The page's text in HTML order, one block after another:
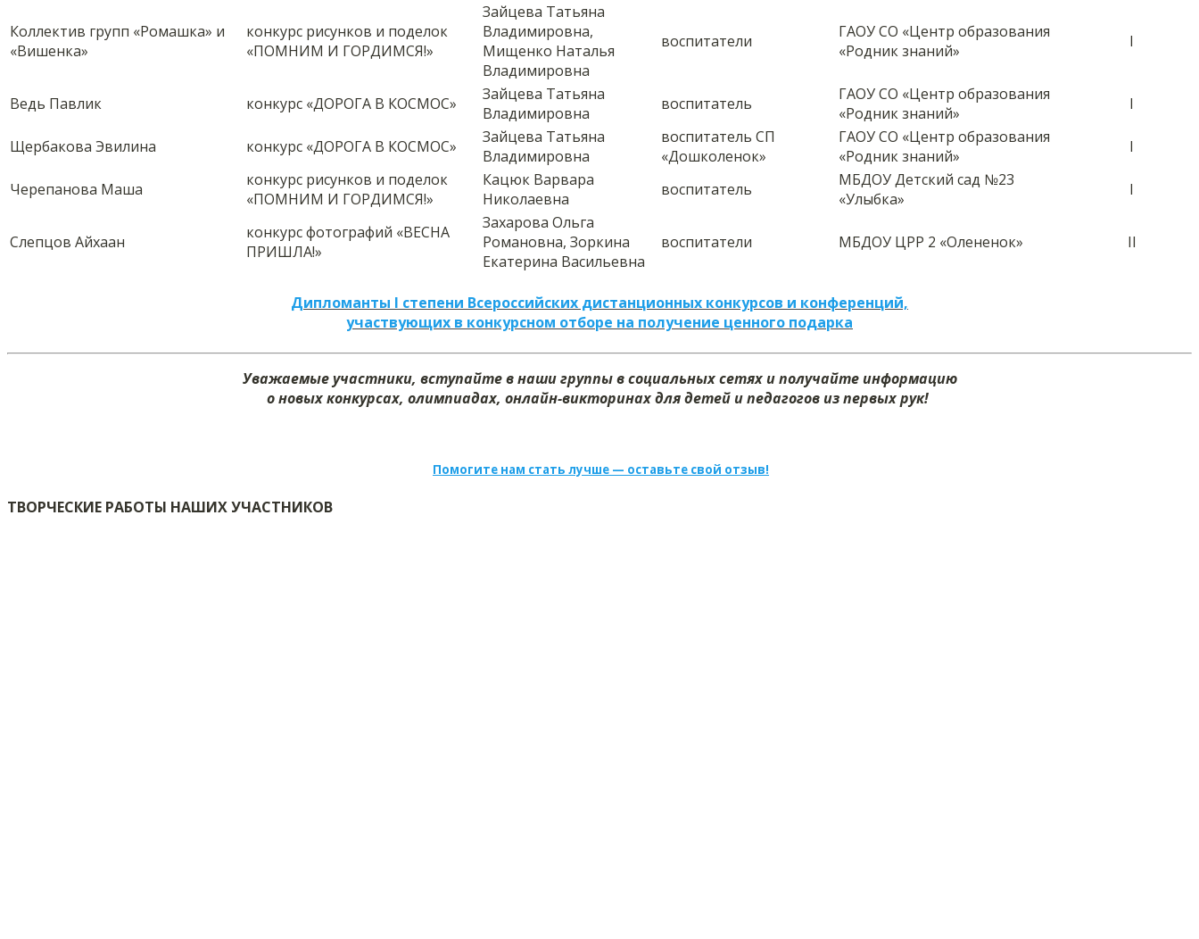
Коллектив групп «Ромашка» и
«Вишенка»
конкурс рисунков и поделок
«ПОМНИМ И ГОРДИМСЯ!»
Зайцева Татьяна
Владимировна,
Мищенко Наталья
Владимировна
воспитатели
ГАОУ СО «Центр образования
«Родник знаний»
I
Ведь Павлик конкурс «ДОРОГА В КОСМОС»
Зайцева Татьяна
Владимировна
воспитатель
ГАОУ СО «Центр образования
«Родник знаний»
I
Щербакова Эвилина конкурс «ДОРОГА В КОСМОС»
Зайцева Татьяна
Владимировна
воспитатель СП
«Дошколенок»
ГАОУ СО «Центр образования
«Родник знаний»
I
Черепанова Маша
конкурс рисунков и поделок
«ПОМНИМ И ГОРДИМСЯ!»
Кацюк Варвара
Николаевна
воспитатель
МБДОУ Детский сад №23
«Улыбка»
I
Слепцов Айхаан
конкурс фотографий «ВЕСНА
ПРИШЛА!»
Захарова Ольга
Романовна, Зоркина
Екатерина Васильевна
воспитатели МБДОУ ЦРР 2 «Олененок» II
Дипломанты I степени Всероссийских дистанционных конкурсов и конференций,
участвующих в конкурсном отборе на получение ценного подарка
Уважаемые участники, вступайте в наши группы в социальных сетях и получайте информацию
о новых конкурсах, олимпиадах, онлайн-викторинах для детей и педагогов из первых рук!
Помогите нам стать лучше — оставьте свой отзыв!
ТВОРЧЕСКИЕ РАБОТЫ НАШИХ УЧАСТНИКОВ